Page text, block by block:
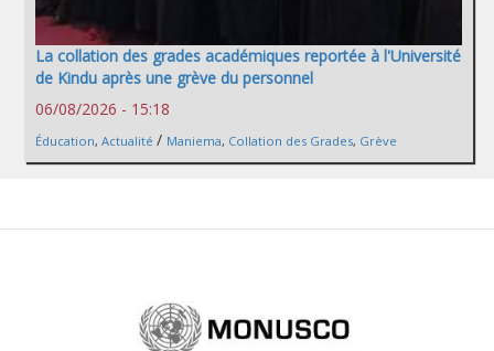
La collation des grades académiques reportée à l'Université
de Kindu après une grève du personnel
06/08/2026 - 15:18
Éducation, Actualité / Maniema, Collation des Grades, Grève